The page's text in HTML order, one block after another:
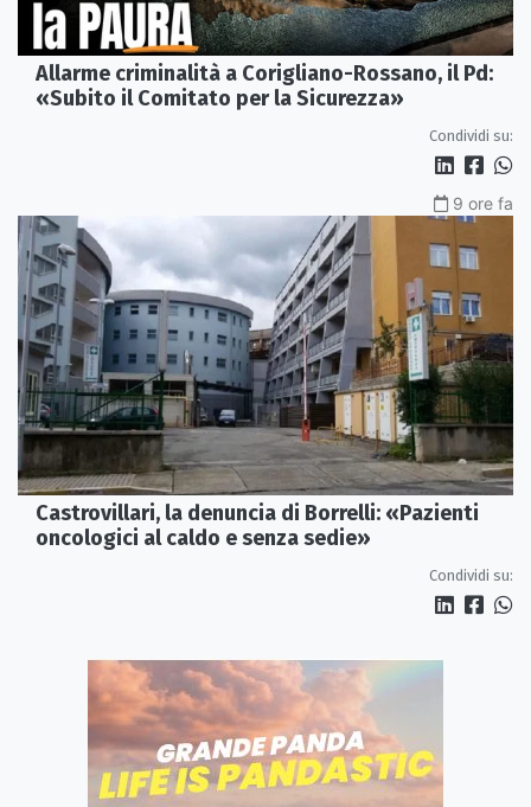
Allarme criminalità a Corigliano-Rossano, il Pd:
«Subito il Comitato per la Sicurezza»
Condividi su:
9 ore fa
Castrovillari, la denuncia di Borrelli: «Pazienti
oncologici al caldo e senza sedie»
Condividi su: